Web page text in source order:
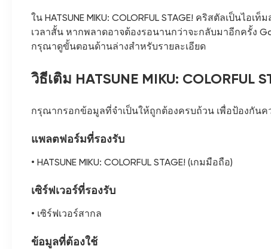
ใน HATSUNE MIKU: COLORFUL STAGE! คริสตัลเป็น
เวลาสั้น หากพลาดอาจต้องรอนานกว่าจะกลับมาอีกครั้ง
กรุณาดูขั้นตอนด้านล่างสำหรับรายละเอียด
วิธีเติม HATSUNE MIKU: COLORFUL
กรุณากรอกข้อมูลที่จำเป็นให้ถูกต้องครบถ้วน เพื่อป้องกันค
แพลตฟอร์มที่รองรับ
• HATSUNE MIKU: COLORFUL STAGE! (เกมมือถือ)
เซิร์ฟเวอร์ที่รองรับ
• เซิร์ฟเวอร์สากล
ข้อมูลที่ต้องใช้